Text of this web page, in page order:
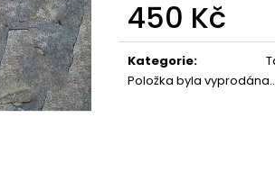
450 Kč
Měrná
cena:
Kategorie:
Položka byla
1 490 Kč